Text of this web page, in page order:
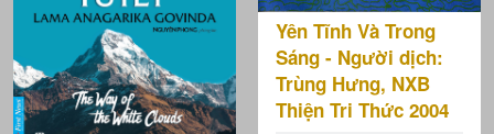
Yên Tĩnh Và Trong
Sáng - Người dịch:
Trùng Hưng, NXB
Thiện Tri Thức 2004